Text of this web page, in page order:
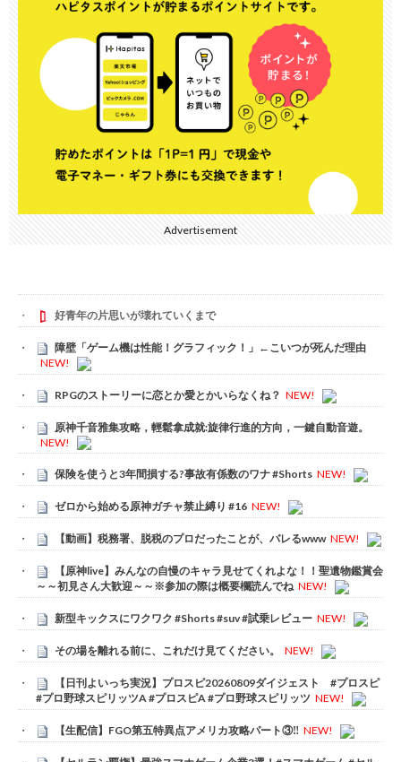
Advertisement
好青年の片思いが壊れていくまで
障壁「ゲーム機は性能！グラフィック！」←こいつが死んだ理由
NEW!
RPGのストーリーに恋とか愛とかいらなくね？ NEW!
原神千音雅集攻略，輕鬆拿成就:旋律行進的方向，一鍵自動音遊。
NEW!
保険を使うと3年間損する?事故有係数のワナ #Shorts NEW!
ゼロから始める原神ガチャ禁止縛り #16 NEW!
【動画】税務署、脱税のプロだったことが、バレるwww NEW!
【原神live】みんなの自慢のキャラ見せてくれよな！！聖遺物鑑賞会
～～初見さん大歓迎～～※参加の際は概要欄読んでね NEW!
新型キックスにワクワク #Shorts #suv #試乗レビュー NEW!
その場を離れる前に、これだけ見てください。 NEW!
【日刊よいっち実況】プロスピ20260809ダイジェスト #プロスピ
#プロ野球スピリッツA #プロスピA #プロ野球スピリッツ NEW!
【生配信】FGO第五特異点アメリカ攻略パート③‼️ NEW!